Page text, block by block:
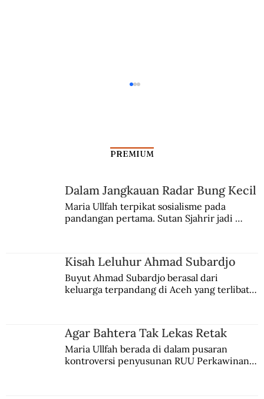
Peran Soedirman Dalam Perang
PREMIUM
Dalam Jangkauan Radar Bung Kecil
Maria Ullfah terpikat sosialisme pada
pandangan pertama. Sutan Sjahrir jadi
Kisah Leluhur Ahmad Subardjo
Buyut Ahmad Subardjo berasal dari
keluarga terpandang di Aceh yang terlibat
Agar Bahtera Tak Lekas Retak
Maria Ullfah berada di dalam pusaran
kontroversi penyusunan RUU Perkawinan.